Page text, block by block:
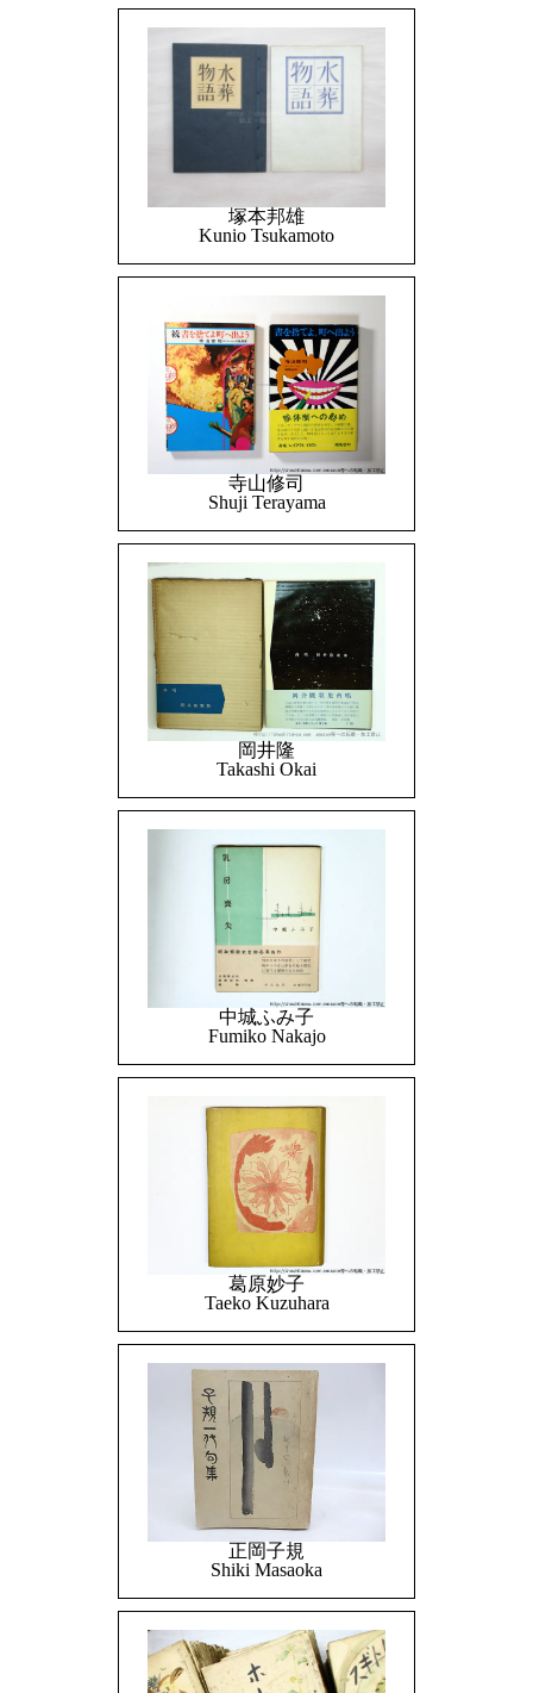
塚本邦雄
Kunio Tsukamoto
寺山修司
Shuji Terayama
岡井隆
Takashi Okai
中城ふみ子
Fumiko Nakajo
葛原妙子
Taeko Kuzuhara
正岡子規
Shiki Masaoka